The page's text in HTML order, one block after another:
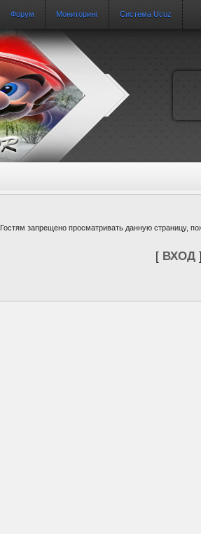
Форум Мониторинг Система Ucoz
Гостям запрещено просматривать данную страницу,
[ ВХОД ]